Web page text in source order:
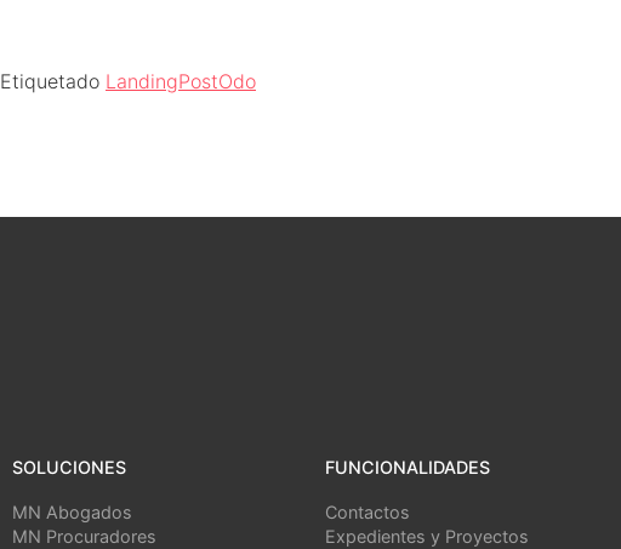
Etiquetado LandingPostOdo
SOLUCIONES
MN Abogados
MN Procuradores
FUNCIONALIDADES
Contactos
Expedientes y Proyectos